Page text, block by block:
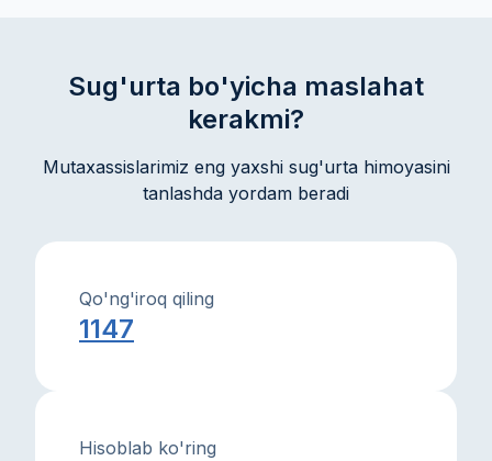
Sug'urta bo'yicha maslahat
kerakmi?
Mutaxassislarimiz eng yaxshi sug'urta himoyasini
tanlashda yordam beradi
Qo'ng'iroq qiling
1147
Hisoblab ko'ring